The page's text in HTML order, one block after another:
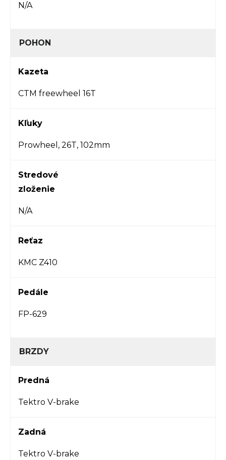
N/A
POHON
Kazeta
CTM freewheel 16T
Kľuky
Prowheel, 26T, 102mm
Stredové
zloženie
N/A
Reťaz
KMC Z410
Pedále
FP-629
BRZDY
Predná
Tektro V-brake
Zadná
Tektro V-brake